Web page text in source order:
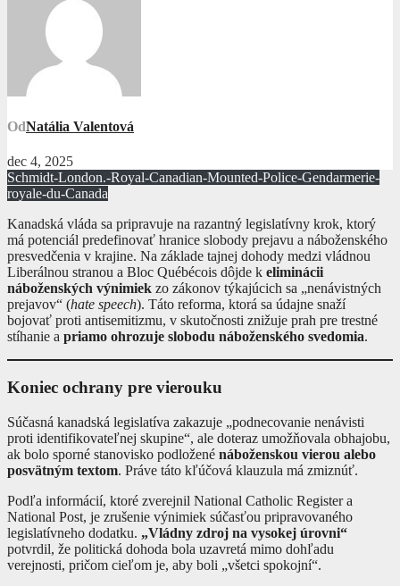
OdNatália Valentová
dec 4, 2025
Schmidt-London.-Royal-Canadian-Mounted-Police-Gendarmerie-
royale-du-Canada
Kanadská vláda sa pripravuje na razantný legislatívny krok, ktorý
má potenciál predefinovať hranice slobody prejavu a náboženského
presvedčenia v krajine. Na základe tajnej dohody medzi vládnou
Liberálnou stranou a Bloc Québécois dôjde k eliminácii
náboženských výnimiek zo zákonov týkajúcich sa „nenávistných
prejavov“ (hate speech). Táto reforma, ktorá sa údajne snaží
bojovať proti antisemitizmu, v skutočnosti znižuje prah pre trestné
stíhanie a priamo ohrozuje slobodu náboženského svedomia.
Koniec ochrany pre vierouku
Súčasná kanadská legislatíva zakazuje „podnecovanie nenávisti
proti identifikovateľnej skupine“, ale doteraz umožňovala obhajobu,
ak bolo sporné stanovisko podložené náboženskou vierou alebo
posvätným textom. Práve táto kľúčová klauzula má zmiznúť.
Podľa informácií, ktoré zverejnil National Catholic Register a
National Post, je zrušenie výnimiek súčasťou pripravovaného
legislatívneho dodatku. „Vládny zdroj na vysokej úrovni“
potvrdil, že politická dohoda bola uzavretá mimo dohľadu
verejnosti, pričom cieľom je, aby boli „všetci spokojní“.